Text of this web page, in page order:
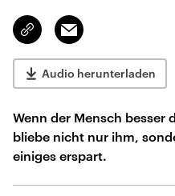
Link
kopieren/teilen
Email
Audio herunterladen
Wenn der Mensch besser
bliebe nicht nur ihm,
einiges erspart.